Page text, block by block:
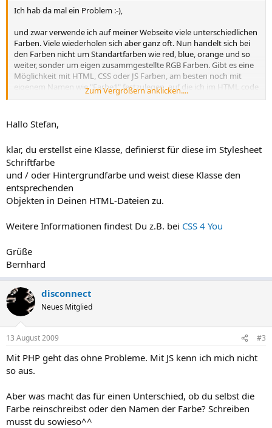
Ich hab da mal ein Problem :-),
und zwar verwende ich auf meiner Webseite viele unterschiedlichen
Farben. Viele wiederholen sich aber ganz oft. Nun handelt sich bei
den Farben nicht um Standartfarben wie red, blue, orange und so
weiter, sonder um eigen zusammgestellte RGB Farben. Gibt es eine
Möglichkeit mit HTML, CSS oder JS Farben, am besten noch mit
eigenem Namen wie "Farbe1" festzulegen, auf die ich im HTML code
immer zugreifen kann.
Ich bin für jede Hilfe dankbar. Hocke nun schon einige Stunden
dran, aber ich finde keine Lösung.
Grüßle Stefan
Zum Vergrößern anklicken....
Hallo Stefan,
klar, du erstellst eine Klasse, definierst für diese im Stylesheet
Schriftfarbe
und / oder Hintergrundfarbe und weist diese Klasse den
entsprechenden
Objekten in Deinen HTML-Dateien zu.
Weitere Informationen findest Du z.B. bei CSS 4 You
Grüße
Bernhard
disconnect
Neues Mitglied
13 August 2009 #3
Mit PHP geht das ohne Probleme. Mit JS kenn ich mich nicht
so aus.
Aber was macht das für einen Unterschied, ob du selbst die
Farbe reinschreibst oder den Namen der Farbe? Schreiben
musst du sowieso^^